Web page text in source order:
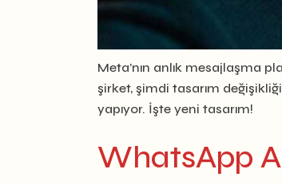
Meta’nın anlık mesajlaşma
şirket, şimdi tasarım
yapıyor. İşte yeni tasarım!
WhatsApp